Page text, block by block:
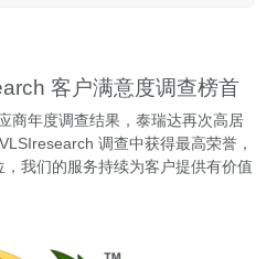
客户满意度调查榜首
商年度调查结果，泰瑞达再次高居
调查中获得最高荣誉，
我们的服务持续为客户提供有价值